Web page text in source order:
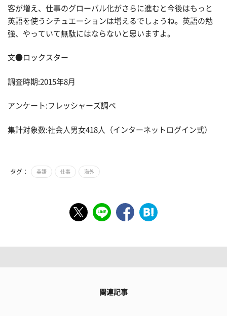
客が増え、仕事のグローバル化がさらに進むと今後はもっと
英語を使うシチュエーションは増えるでしょうね。英語の勉
強、やっていて無駄にはならないと思いますよ。
文●ロックスター
調査時期:2015年8月
アンケート:フレッシャーズ調べ
集計対象数:社会人男女418人（インターネットログイン式）
タグ： 英語 仕事 海外
関連記事